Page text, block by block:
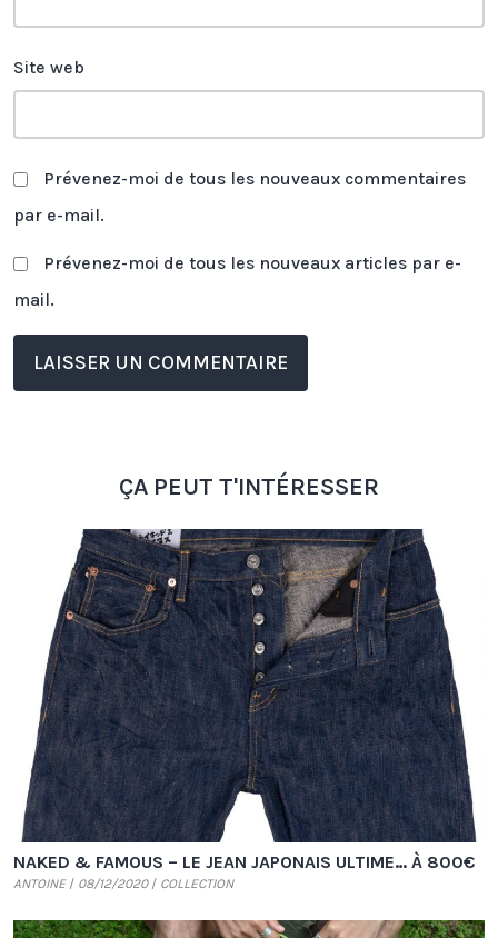
Site web
Prévenez-moi de tous les nouveaux commentaires
par e-mail.
Prévenez-moi de tous les nouveaux articles par e-
mail.
ÇA PEUT T'INTÉRESSER
NAKED & FAMOUS – LE JEAN JAPONAIS ULTIME… À 800€
ANTOINE 08/12/2020 COLLECTION